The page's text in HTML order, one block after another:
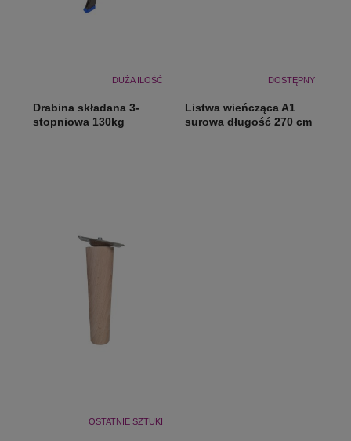
DUŻA ILOŚĆ
Drabina składana 3-
stopniowa 130kg
DOSTĘPNY
Listwa wieńcząca A1
surowa długość 270 cm
OSTATNIE SZTUKI